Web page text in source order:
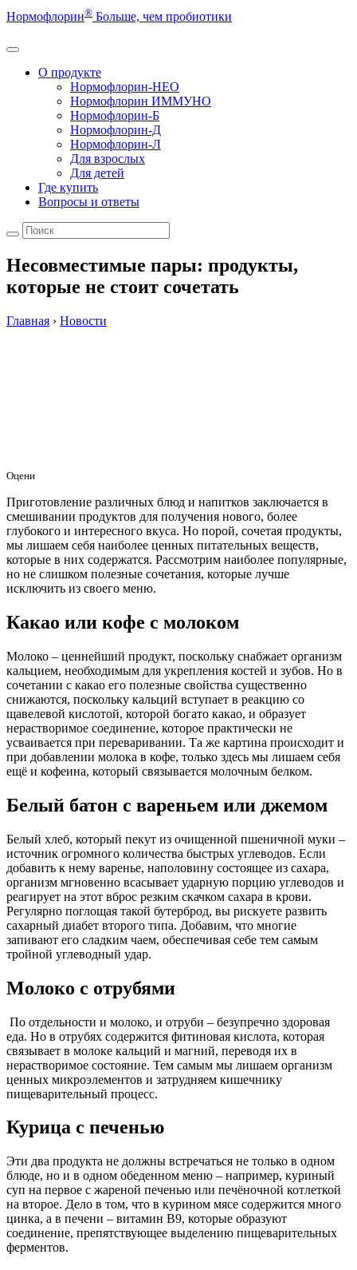
Нормофлорин® Больше, чем пробиотики
О продукте
Нормофлорин-НЕО
Нормофлорин ИММУНО
Нормофлорин-Б
Нормофлорин-Д
Нормофлорин-Л
Для взрослых
Для детей
Где купить
Вопросы и ответы
Несовместимые пары: продукты,
которые не стоит сочетать
Главная › Новости
Оцени
Приготовление различных блюд и напитков заключается в
смешивании продуктов для получения нового, более
глубокого и интересного вкуса. Но порой, сочетая продукты,
мы лишаем себя наиболее ценных питательных веществ,
которые в них содержатся. Рассмотрим наиболее популярные,
но не слишком полезные сочетания, которые лучше
исключить из своего меню.
Какао или кофе с молоком
Молоко – ценнейший продукт, поскольку снабжает организм
кальцием, необходимым для укрепления костей и зубов. Но в
сочетании с какао его полезные свойства существенно
снижаются, поскольку кальций вступает в реакцию со
щавелевой кислотой, которой богато какао, и образует
нерастворимое соединение, которое практически не
усваивается при переваривании. Та же картина происходит и
при добавлении молока в кофе, только здесь мы лишаем себя
ещё и кофеина, который связывается молочным белком.
Белый батон с вареньем или джемом
Белый хлеб, который пекут из очищенной пшеничной муки –
источник огромного количества быстрых углеводов. Если
добавить к нему варенье, наполовину состоящее из сахара,
организм мгновенно всасывает ударную порцию углеводов и
реагирует на этот вброс резким скачком сахара в крови.
Регулярно поглощая такой бутерброд, вы рискуете развить
сахарный диабет второго типа. Добавим, что многие
запивают его сладким чаем, обеспечивая себе тем самым
тройной углеводный удар.
Молоко с отрубями
По отдельности и молоко, и отруби – безупречно здоровая
еда. Но в отрубях содержится фитиновая кислота, которая
связывает в молоке кальций и магний, переводя их в
нерастворимое состояние. Тем самым мы лишаем организм
ценных микроэлементов и затрудняем кишечнику
пищеварительный процесс.
Курица с печенью
Эти два продукта не должны встречаться не только в одном
блюде, но и в одном обеденном меню – например, куриный
суп на первое с жареной печенью или печёночной котлеткой
на второе. Дело в том, что в курином мясе содержится много
цинка, а в печени – витамин В9, которые образуют
соединение, препятствующее выделению пищеварительных
ферментов.